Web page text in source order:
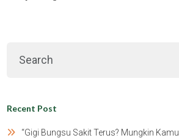
Recent Post
“gigi Bungsu Sakit Terus? Mungkin